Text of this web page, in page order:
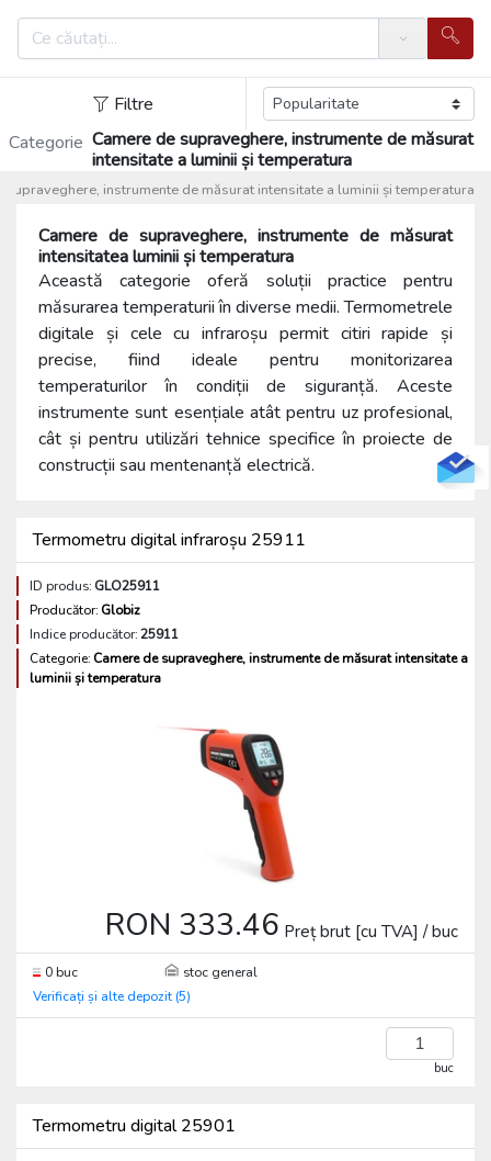
Search
Filtre
Categorie Camere de supraveghere, instrumente de măsurat
intensitate a luminii și temperatura
supraveghere, instrumente de măsurat intensitate a luminii și temperatura
Camere de supraveghere, instrumente de măsurat
intensitatea luminii și temperatura
Această categorie oferă soluții practice pentru
măsurarea temperaturii în diverse medii. Termometrele
digitale și cele cu infraroșu permit citiri rapide și
precise, fiind ideale pentru monitorizarea
temperaturilor în condiții de siguranță. Aceste
instrumente sunt esențiale atât pentru uz profesional,
cât și pentru utilizări tehnice specifice în proiecte de
construcții sau mentenanță electrică.
Termometru digital infraroșu 25911
ID produs: GLO25911
Producător: Globiz
Indice producător:25911
Categorie: Camere de supraveghere, instrumente de măsurat intensitate a
luminii și temperatura
RON 333.46 Preț brut [cu TVA] / buc
0 buc
stoc general
Verificați și alte depozit (5)
buc
Termometru digital 25901